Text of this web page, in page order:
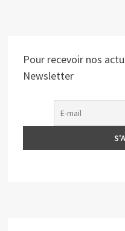
Pour recevoir nos
Newsletter